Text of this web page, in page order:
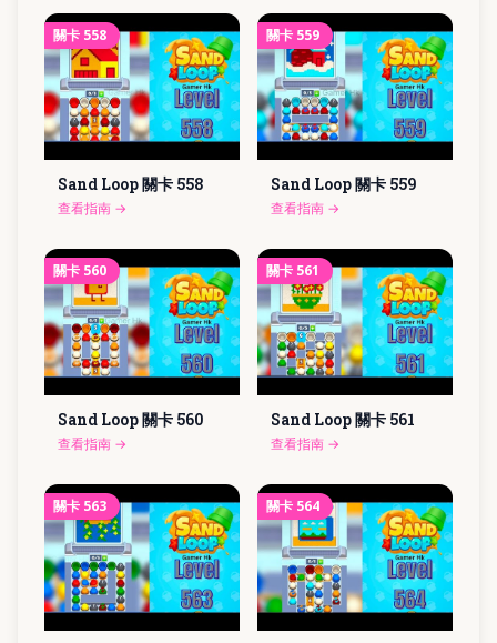
關卡 558
Sand Loop 關卡 558
查看指南 →
關卡 559
Sand Loop 關卡 559
查看指南 →
關卡 560
Sand Loop 關卡 560
查看指南 →
關卡 561
Sand Loop 關卡 561
查看指南 →
關卡 563 關卡 564